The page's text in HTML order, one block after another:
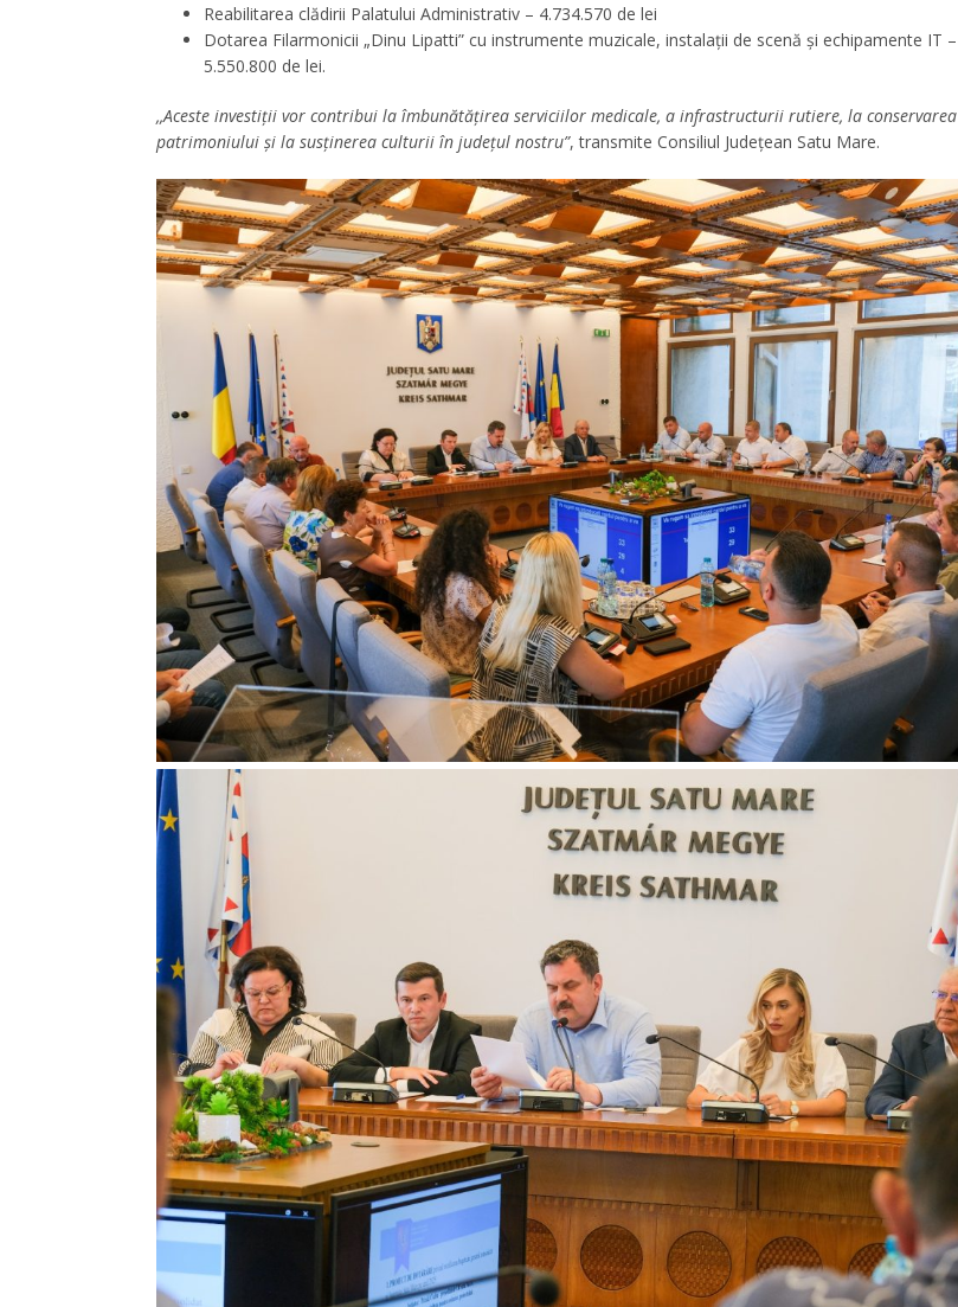
Reabilitarea clădirii Palatului Administrativ – 4.734.570 de lei
Dotarea Filarmonicii „Dinu Lipatti” cu instrumente muzicale, instalații de scenă și echipamente IT –
5.550.800 de lei.
,,Aceste investiții vor contribui la îmbunătățirea serviciilor medicale, a infrastructurii rutiere, la conservarea
patrimoniului și la susținerea culturii în județul nostru”, transmite Consiliul Județean Satu Mare.